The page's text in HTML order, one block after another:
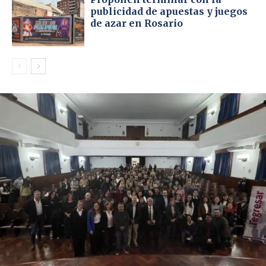
publicidad de apuestas y juegos
de azar en Rosario